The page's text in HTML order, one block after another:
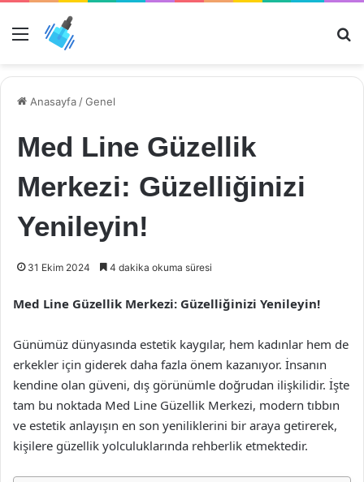
Menü
Anasayfa /Genel
Med Line Güzellik
Merkezi: Güzelliğinizi
Yenileyin!
31 Ekim 2024 4 dakika okuma süresi
Med Line Güzellik Merkezi: Güzelliğinizi Yenileyin!
Günümüz dünyasında estetik kaygılar, hem kadınlar hem de
erkekler için giderek daha fazla önem kazanıyor. İnsanın
kendine olan güveni, dış görünümle doğrudan ilişkilidir. İşte
tam bu noktada Med Line Güzellik Merkezi, modern tıbbın
ve estetik anlayışın en son yeniliklerini bir araya getirerek,
kişilere güzellik yolculuklarında rehberlik etmektedir.